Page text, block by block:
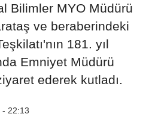
Bilimler MYO Müdürü
ve beraberindeki
181. yıl
Emniyet Müdürü
ederek kutladı.
- 22:13